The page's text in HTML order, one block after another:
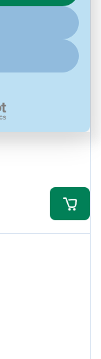
ml. Bez BPA, mýtí
motor.